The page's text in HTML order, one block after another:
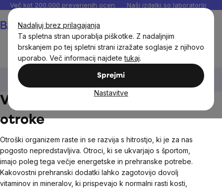
Nadaljuj brez prilagajanja
Ta spletna stran uporablja piškotke. Z nadaljnjim
brskanjem po tej spletni strani izražate soglasje z njihovo
uporabo. Več informacij najdetetukaj.
Sprejmi
Nastavitve
Preskoči
vsebino
Več kot 200.000 preverjenih ocen Naši izdelki so laboratorijsko
Vitamini in minerali za otroke
otroke
Vitamini in minerali za športne
otroke
Otroški organizem raste in se razvija s hitrostjo, ki je za nas
pogosto nepredstavljiva. Otroci, ki se ukvarjajo s športom,
imajo poleg tega večje energetske in prehranske potrebe.
Kakovostni prehranski dodatki lahko zagotovijo dovolj
vitaminov in mineralov, ki prispevajo k normalni rasti kosti,